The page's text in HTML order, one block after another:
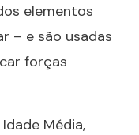
elementos
– e são usadas
forças
Média,